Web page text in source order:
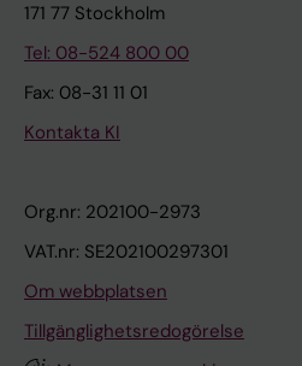
171 77 Stockholm
Tel: 08-524 800 00
Fax: 08-31 11 01
Kontakta KI
Org.nr: 202100-2973
VAT.nr: SE202100297301
Om webbplatsen
Tillgänglighetsredogörelse